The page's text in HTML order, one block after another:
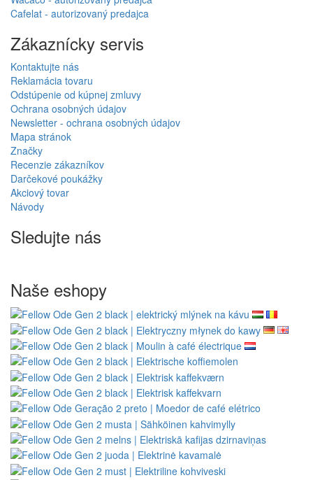
Cafelat - autorizovaný predajca
Zákaznícky servis
Kontaktujte nás
Reklamácia tovaru
Odstúpenie od kúpnej zmluvy
Ochrana osobných údajov
Newsletter - ochrana osobných údajov
Mapa stránok
Značky
Recenzie zákazníkov
Darčekové poukážky
Akciový tovar
Návody
Sledujte nás
Naše eshopy